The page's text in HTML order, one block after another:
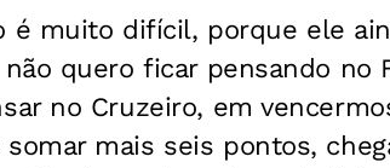
é muito difícil, porque ele
quero ficar pensando no
no Cruzeiro, em
mais seis pontos,